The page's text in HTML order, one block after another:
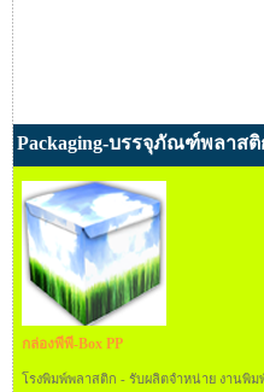
Packaging-บรรจุภัณฑ์พลาส
กล่องพีพี-Box PP
โรงพิมพ์พลาสติก - รับผลิตจำหน่าย งานพิม